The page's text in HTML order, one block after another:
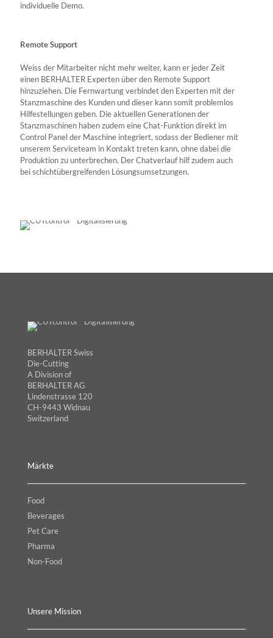
individuelle Demo.
Remote Support
Weiss der Mitarbeiter nicht mehr weiter, kann er jeder Zeit
einen BERHALTER Experten über den Remote Support
hinzuziehen. Die Fernwartung verbindet den Experten mit der
Stanzmaschine des Kunden und dieser kann somit problemlos
Hilfestellungen geben. Die aktuellen Generationen der
Stanzmaschinen haben zudem eine Chat-Funktion direkt im
Control Panel der Maschine integriert, sodass der Bediener mit
unserem Serviceteam in Kontakt treten kann, ohne dabei die
Produktion zu unterbrechen. Der Chatverlauf hilf zudem auch
bei schichtübergreifenden Lösungsumsetzungen.
BERHALTER Swiss
Die-Cutting
A Division of
BERHALTER AG
Lindenstrasse 120
CH-9443 Widnau
Switzerland
Märkte
Food
Beverages
Pet Care
Pharma
Non-Food
Unsere Mission